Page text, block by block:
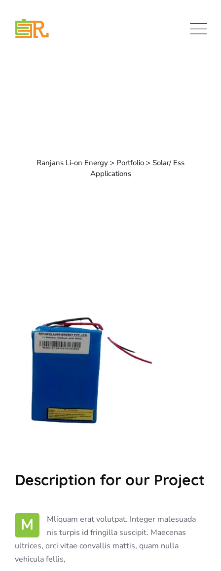
Ranjans Li-on Energy > Portfolio > Solar/ Ess
Applications
Description for our Project
M Mliquam erat volutpat. Integer malesuada
nis turpis id fringilla suscipit. Maecenas
ultrices, orci vitae convallis mattis, quam nulla
vehicula fellis,